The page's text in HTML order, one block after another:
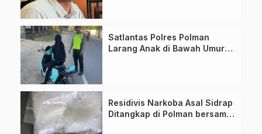
Satlantas Polres Polman
Larang Anak di Bawah Umur
Residivis Narkoba Asal Sidrap
Ditangkap di Polman bersama